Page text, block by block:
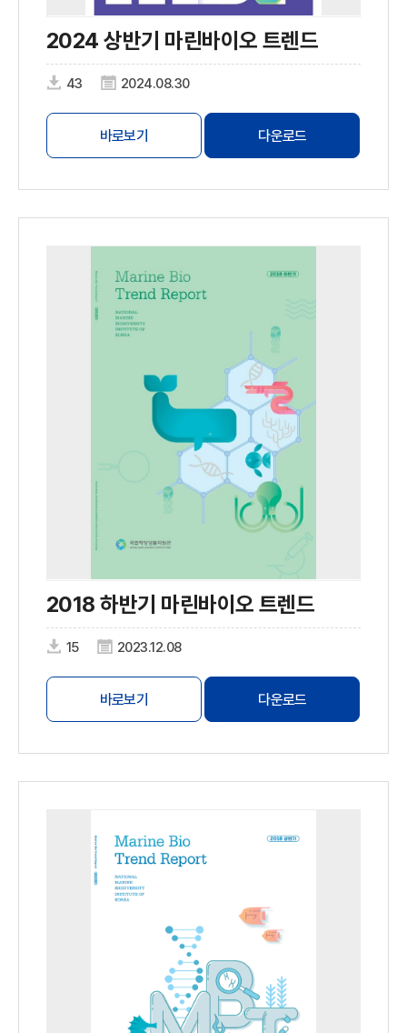
2024 상반기 마린바이오 트렌드
43 2024.08.30
바로보기 다운로드
2018 하반기 마린바이오 트렌드
15 2023.12.08
바로보기 다운로드